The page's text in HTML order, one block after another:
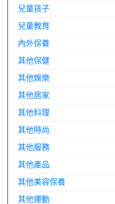
兒童孩子
兒童教育
內外保養
其他保健
其他娛樂
其他居家
其他料理
其他時尚
其他服務
其他產品
其他美容保養
其他運動